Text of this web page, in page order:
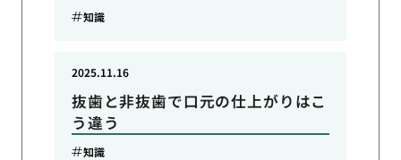
知識
抜歯と非抜歯で口元の仕上がりはこ
う違う
2025.11.16
知識